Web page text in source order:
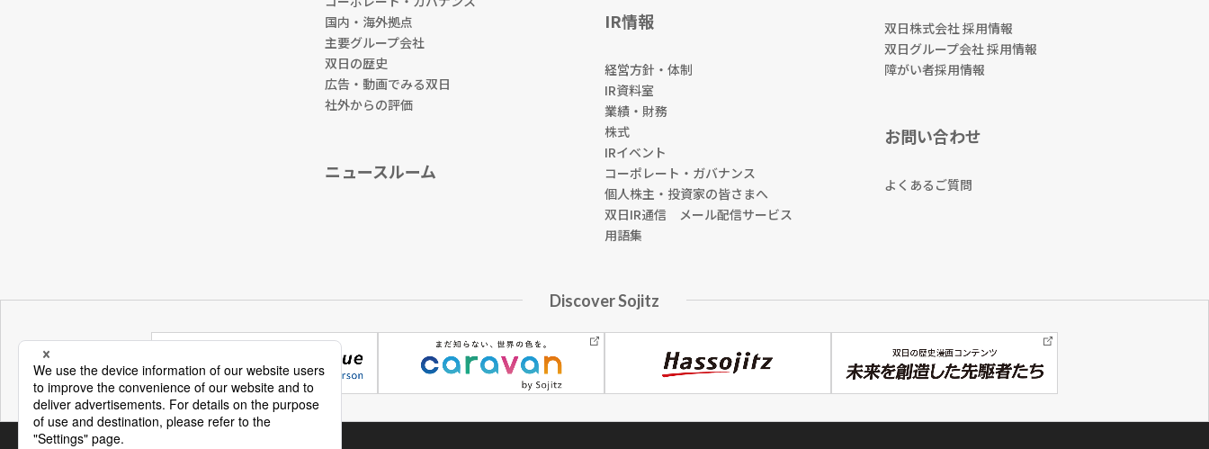
国内・海外拠点
主要グループ会社
双日の歴史
広告・動画でみる双日
社外からの評価
ニュースルーム
IR情報
経営方針・体制
IR資料室
業績・財務
株式
IRイベント
コーポレート・ガバナンス
個人株主・投資家の皆さまへ
双日IR通信 メール配信サービス
用語集
双日株式会社 採用情報
双日グループ会社 採用情報
障がい者採用情報
お問い合わせ
よくあるご質問
Discover Sojitz